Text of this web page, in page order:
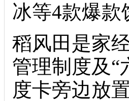
冰等4款爆
稻风田是家
管理制度及“
度卡旁边放